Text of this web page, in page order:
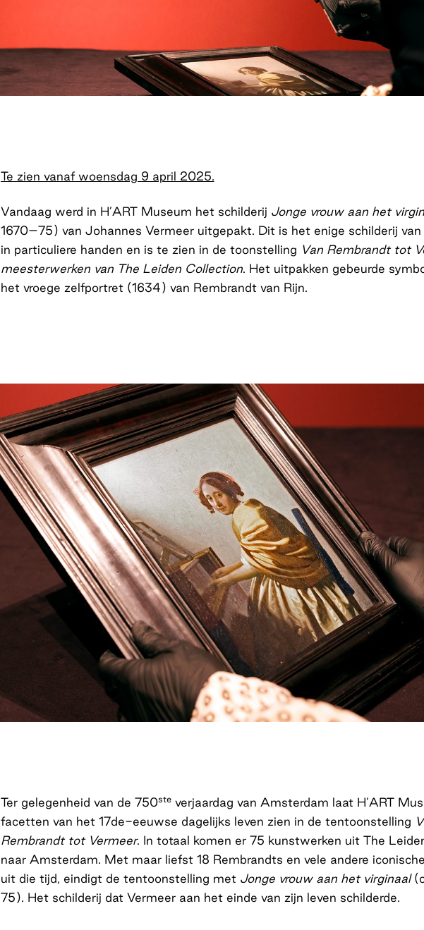
Te zien vanaf woensdag 9 april 2025.
Vandaag werd in H’ART Museum het schilderij Jonge vrouw aan het
1670–75) van Johannes Vermeer uitgepakt. Dit is het enige schilderij
in particuliere handen en is te zien in de toonstelling Van Rembrandt tot
meesterwerken van The Leiden Collection. Het uitpakken gebeurde
het vroege zelfportret (1634) van Rembrandt van Rijn.
Ter gelegenheid van de 750steverjaardag van Amsterdam laat H’ART
facetten van het 17de-eeuwse dagelijks leven zien in de tentoonstelling
Rembrandt tot Vermeer. In totaal komen er 75 kunstwerken uit The
naar Amsterdam. Met maar liefst 18 Rembrandts en vele andere
uit die tijd, eindigt de tentoonstelling met Jonge vrouw aan het virginaal
75). Het schilderij dat Vermeer aan het einde van zijn leven schilderde.